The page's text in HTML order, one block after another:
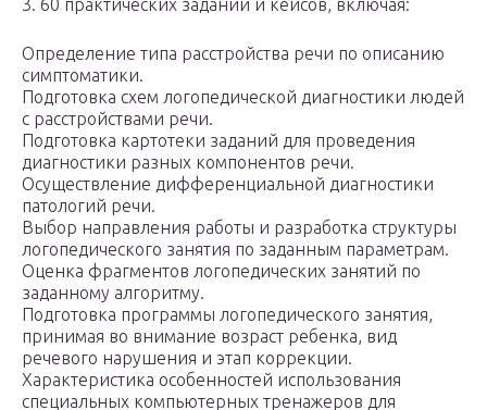
3. 60 практических заданий и кейсов, включая:
Определение типа расстройства речи по описанию
симптоматики.
Подготовка схем логопедической диагностики людей
с расстройствами речи.
Подготовка картотеки заданий для проведения
диагностики разных компонентов речи.
Осуществление дифференциальной диагностики
патологий речи.
Выбор направления работы и разработка структуры
логопедического занятия по заданным параметрам.
Оценка фрагментов логопедических занятий по
заданному алгоритму.
Подготовка программы логопедического занятия,
принимая во внимание возраст ребенка, вид
речевого нарушения и этап коррекции.
Характеристика особенностей использования
специальных компьютерных тренажеров для